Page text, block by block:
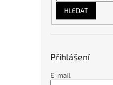
HLEDAT
Přihlášení
E-mail